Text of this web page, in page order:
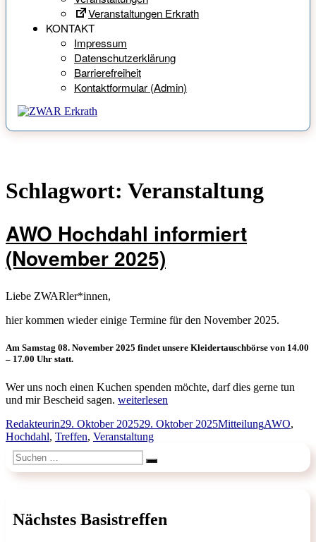
Veranstaltungen Erkrath
KONTAKT
Impressum
Datenschutzerklärung
Barrierefreiheit
Kontaktformular (Admin)
Schlagwort: Veranstaltung
AWO Hochdahl informiert
(November 2025)
Liebe ZWARler*innen,
hier kommen wieder einige Termine für den November 2025.
Am Samstag 08. November 2025 findet unsere Kleidertauschbörse von 14.00
– 17.00 Uhr statt.
Wer uns noch einen Kuchen spenden möchte, darf dies gerne tun
und mir Bescheid sagen. „AWO
informiert
(November
2025)“
weiterlesen
Autor
RedakteurinVeröffentlicht
am
29. Oktober 202529. Oktober 2025Kategorien
MitteilungAWO,
Hochdahl, Treffen, Veranstaltung
Suchen
nach:
Suchen
Nächstes Basistreffen